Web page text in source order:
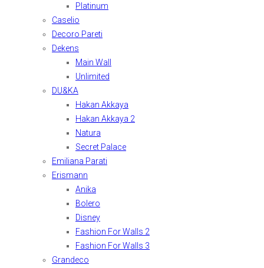
Platinum
Caselio
Decoro Pareti
Dekens
Main Wall
Unlimited
DU&KA
Hakan Akkaya
Hakan Akkaya 2
Natura
Secret Palace
Emiliana Parati
Erismann
Anika
Bolero
Disney
Fashion For Walls 2
Fashion For Walls 3
Grandeco